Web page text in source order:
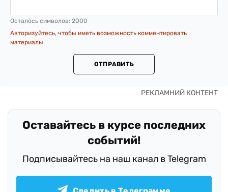
Осталось символов: 2000
Авторизуйтесь, чтобы иметь возможность комментировать
материалы
ОТПРАВИТЬ
Оставайтесь в курсе последних
событий!
Подписывайтесь на наш канал в Telegram